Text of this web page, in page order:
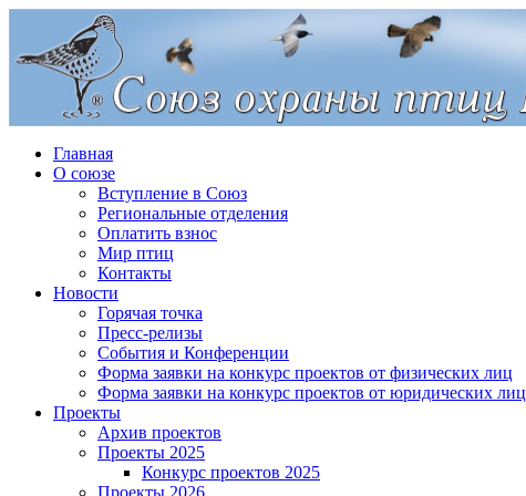
Главная
О союзе
Вступление в Союз
Региональные отделения
Оплатить взнос
Мир птиц
Контакты
Новости
Горячая точка
Пресс-релизы
События и Конференции
Форма заявки на конкурс проектов от физических лиц
Форма заявки на конкурс проектов от юридических лиц
Проекты
Архив проектов
Проекты 2025
Конкурс проектов 2025
Проекты 2026